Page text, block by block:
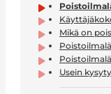
Mikä on
Usein